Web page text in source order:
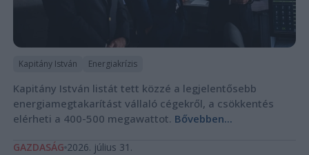
Kapitány István Energiakrízis
Kapitány István listát tett közzé a legjelentősebb
energiamegtakarítást vállaló cégekről, a csökkentés
elérheti a 400-500 megawattot. Bővebben...
GAZDASÁG 2026. július 31.